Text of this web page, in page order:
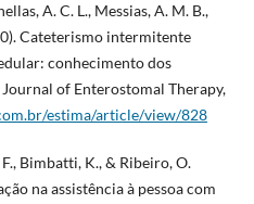
A. C. L., Messias, A. M. B.,
Cateterismo intermitente
conhecimento dos
of Enterostomal Therapy,
estima/article/view/828
Bimbatti, K., & Ribeiro, O.
na assistência à pessoa com